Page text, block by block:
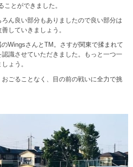
とができました。
ん良い部分もありましたので良い部分は
していきましょう。
WingsさんとTM。さすが関東で揉まれて
識させていただきました。もっと一つ一
ょう。
ごることなく、目の前の戦いに全力で挑